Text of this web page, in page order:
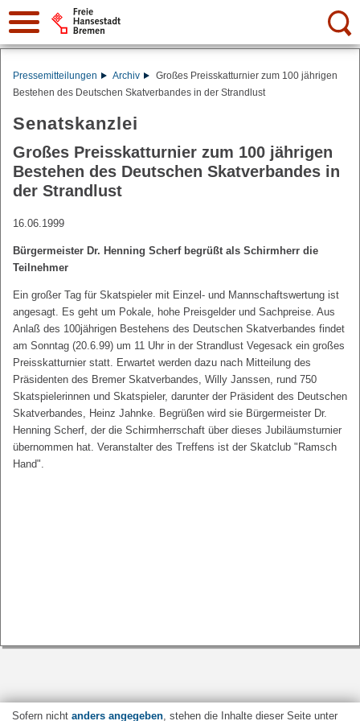
Suche:
Pressemitteilungen Archiv
Großes Preisskatturnier zum 100 jährigen
Bestehen des Deutschen Skatverbandes in der Strandlust
Senatskanzlei
Großes Preisskatturnier zum 100 jährigen
Bestehen des Deutschen Skatverbandes in
der Strandlust
16.06.1999
Bürgermeister Dr. Henning Scherf begrüßt als Schirmherr die
Teilnehmer
Ein großer Tag für Skatspieler mit Einzel- und Mannschaftswertung ist
angesagt. Es geht um Pokale, hohe Preisgelder und Sachpreise. Aus
Anlaß des 100jährigen Bestehens des Deutschen Skatverbandes findet
am Sonntag (20.6.99) um 11 Uhr in der Strandlust Vegesack ein großes
Preisskatturnier statt. Erwartet werden dazu nach Mitteilung des
Präsidenten des Bremer Skatverbandes, Willy Janssen, rund 750
Skatspielerinnen und Skatspieler, darunter der Präsident des Deutschen
Skatverbandes, Heinz Jahnke. Begrüßen wird sie Bürgermeister Dr.
Henning Scherf, der die Schirmherrschaft über dieses Jubiläumsturnier
übernommen hat. Veranstalter des Treffens ist der Skatclub "Ramsch
Hand".
Sofern nicht anders angegeben, stehen die Inhalte dieser Seite unter